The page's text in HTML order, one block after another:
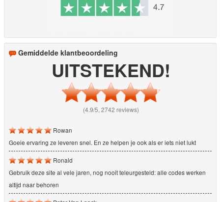
Gemiddelde klantbeoordeling
UITSTEKEND!
(4.9/5, 2742 reviews)
Rowan
Goeie ervaring ze leveren snel. En ze helpen je ook als er iets niet lukt
Ronald
Gebruik deze site al vele jaren, nog nooit teleurgesteld: alle codes werken
altijd naar behoren